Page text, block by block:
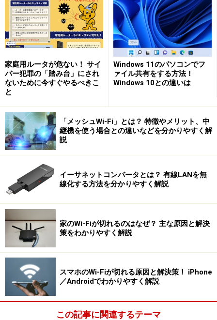
できる。
DS-Liteとは
IPv6/IPoEのみによる通信だと、接続先がIPv6をサポー
トするホストならIPv6/IPoEで通信ができるが、IPv4の
ホストとの通信は、ボトルネックの発生しやすいIPv4
PPPoE接続に戻ってしまう。
DS-Lite（Dual-Stack Lite）とは、IPv6のネットワークを
利用してIPv4による通信を行うための通信規格だ。IPv4
にしか対応していないホストでも、IPv6 IPoEによる高速
な接続でIPv4による通信ができる。
DS-Liteは、RFC6333で規定された通信規格で、IPv6で
しか接続できない環境においてIPv4 over IPv6技術を利
用し、IPv4の通信を可能にする。もちろん、IPv6に対応
したホスト間では、IPv6による通信となる。
IPv4ネットワークの通信速度はIPv6ネットワークに準ず
る速度となるのでIPv4 PPPoE接続の速度より高速な通信
となる。
家庭用ルータが危ない！ サイ
バー犯罪の「踏み台」にされ
ないために今すぐやるべきこ
と
Windows 11のパソコンでフ
ァイル共有をする方法！
Windows 10との違いは
「メッシュWi-Fi」とは？ 特徴やメリット、中
継機を使う場合との違いなどを分かりやすく解
説
イーサネットコンバータとは？ 有線LANを無
線化する方法を分かりやすく解説
家のWi-Fiが切れるのはなぜ？ 主な原因と解決
策をわかりやすく解説
スマホのWi-Fiが切れる原因と解決策！ iPhone
／Androidでわかりやすく解説
この記事に関連するテーマ